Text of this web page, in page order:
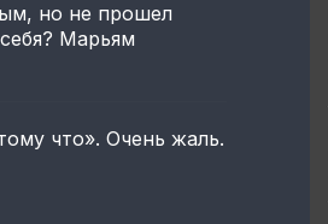
но не прошел
Марьям
что». Очень жаль.